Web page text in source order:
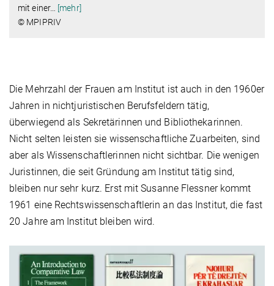
mit einer… [mehr]
© MPIPRIV
Die Mehrzahl der Frauen am Institut ist auch in den 1960er
Jahren in nichtjuristischen Berufsfeldern tätig,
überwiegend als Sekretärinnen und Bibliothekarinnen.
Nicht selten leisten sie wissenschaftliche Zuarbeiten, sind
aber als Wissenschaftlerinnen nicht sichtbar. Die wenigen
Juristinnen, die seit Gründung am Institut tätig sind,
bleiben nur sehr kurz. Erst mit Susanne Flessner kommt
1961 eine Rechtswissenschaftlerin an das Institut, die fast
20 Jahre am Institut bleiben wird.